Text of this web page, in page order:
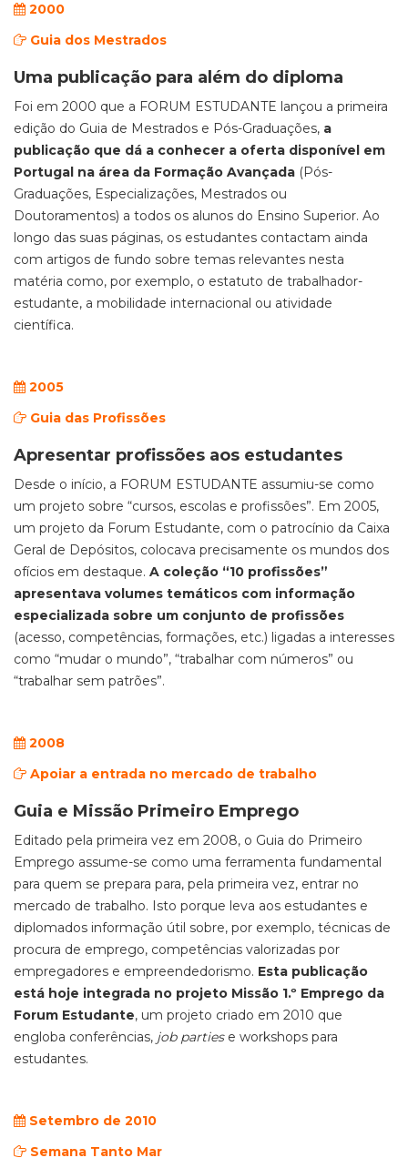
2000
Guia dos Mestrados
Uma publicação para além do diploma
Foi em 2000 que a FORUM ESTUDANTE lançou a primeira
edição do Guia de Mestrados e Pós-Graduações, a
publicação que dá a conhecer a oferta disponível em
Portugal na área da Formação Avançada (Pós-
Graduações, Especializações, Mestrados ou
Doutoramentos) a todos os alunos do Ensino Superior. Ao
longo das suas páginas, os estudantes contactam ainda
com artigos de fundo sobre temas relevantes nesta
matéria como, por exemplo, o estatuto de trabalhador-
estudante, a mobilidade internacional ou atividade
científica.
2005
Guia das Profissões
Apresentar profissões aos estudantes
Desde o início, a FORUM ESTUDANTE assumiu-se como
um projeto sobre “cursos, escolas e profissões”. Em 2005,
um projeto da Forum Estudante, com o patrocínio da Caixa
Geral de Depósitos, colocava precisamente os mundos dos
ofícios em destaque. A coleção “10 profissões”
apresentava volumes temáticos com informação
especializada sobre um conjunto de profissões
(acesso, competências, formações, etc.) ligadas a interesses
como “mudar o mundo”, “trabalhar com números” ou
“trabalhar sem patrões”.
2008
Apoiar a entrada no mercado de trabalho
Guia e Missão Primeiro Emprego
Editado pela primeira vez em 2008, o Guia do Primeiro
Emprego assume-se como uma ferramenta fundamental
para quem se prepara para, pela primeira vez, entrar no
mercado de trabalho. Isto porque leva aos estudantes e
diplomados informação útil sobre, por exemplo, técnicas de
procura de emprego, competências valorizadas por
empregadores e empreendedorismo. Esta publicação
está hoje integrada no projeto Missão 1.º Emprego da
Forum Estudante, um projeto criado em 2010 que
engloba conferências, job parties e workshops para
estudantes.
Setembro de 2010
Semana Tanto Mar